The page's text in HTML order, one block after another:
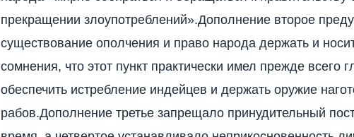
прекращении злоупотреблений».Дополнение второе
существование ополчения и право народа держать и
сомнения, что этот пункт практически имел прежде всего
обеспечить истребление индейцев и держать оружие
рабов.Дополнение третье запрещало принудительный